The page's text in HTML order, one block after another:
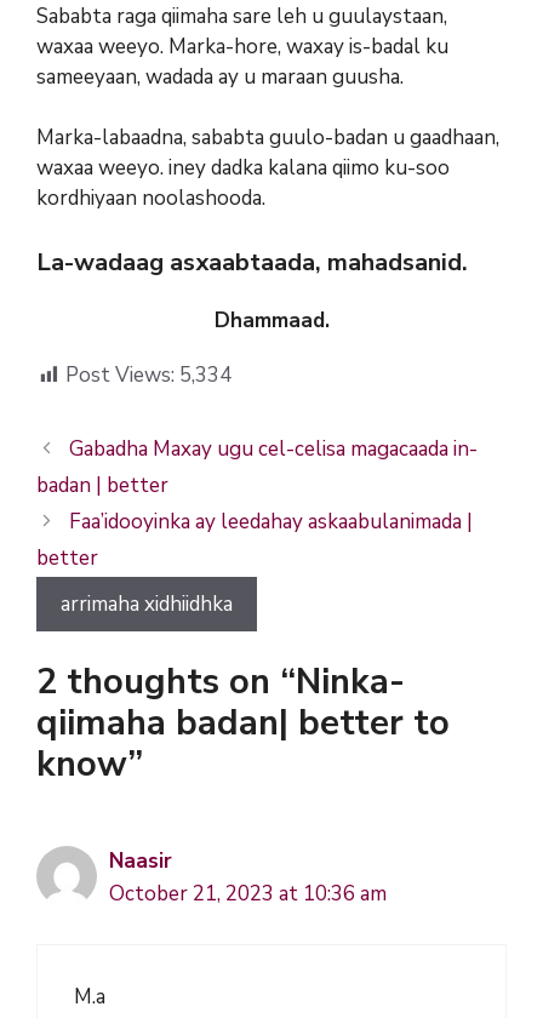
Sababta raga qiimaha sare leh u guulaystaan,
waxaa weeyo. Marka-hore, waxay is-badal ku
sameeyaan, wadada ay u maraan guusha.
Marka-labaadna, sababta guulo-badan u gaadhaan,
waxaa weeyo. iney dadka kalana qiimo ku-soo
kordhiyaan noolashooda.
La-wadaag asxaabtaada, mahadsanid.
Dhammaad.
Post Views: 5,334
Gabadha Maxay ugu cel-celisa magacaada in-
badan | better
Faa’idooyinka ay leedahay askaabulanimada |
better
arrimaha xidhiidhka
2 thoughts on “Ninka-
qiimaha badan| better to
know”
Naasir
October 21, 2023 at 10:36 am
M.a